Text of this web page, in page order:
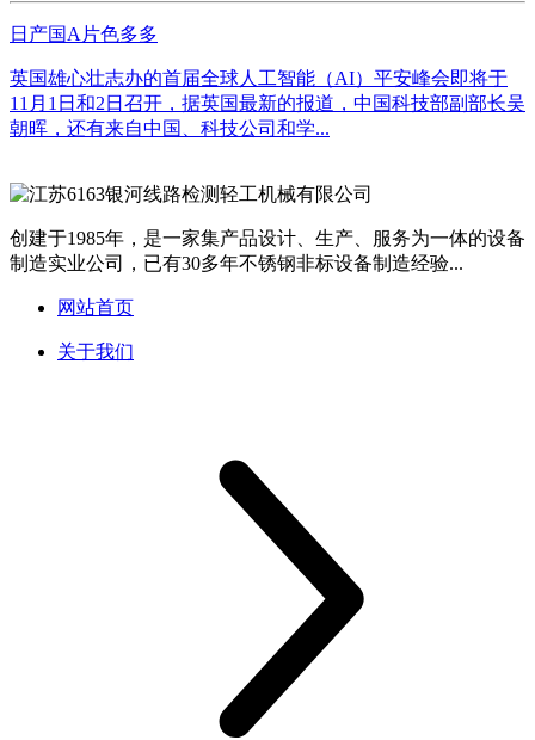
日产国A片色多多
英国雄心壮志办的首届全球人工智能（AI）平安峰会即将于
11月1日和2日召开，据英国最新的报道，中国科技部副部长吴
朝晖，还有来自中国、科技公司和学...
创建于1985年，是一家集产品设计、生产、服务为一体的设备
制造实业公司，已有30多年不锈钢非标设备制造经验...
网站首页
关于我们